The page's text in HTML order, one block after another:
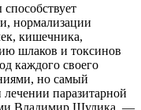
нормализации
кишечника,
шлаков и токсинов
каждого своего
но самый
паразитарной
Владимир Шулика. —